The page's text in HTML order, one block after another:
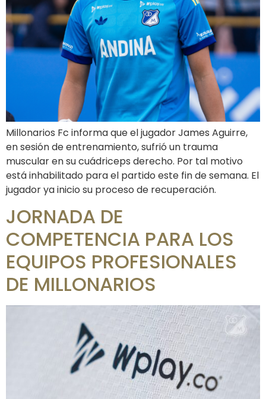
Millonarios Fc informa que el jugador James Aguirre,
en sesión de entrenamiento, sufrió un trauma
muscular en su cuádriceps derecho. Por tal motivo
está inhabilitado para el partido este fin de semana. El
jugador ya inicio su proceso de recuperación.
JORNADA DE
COMPETENCIA PARA LOS
EQUIPOS PROFESIONALES
DE MILLONARIOS